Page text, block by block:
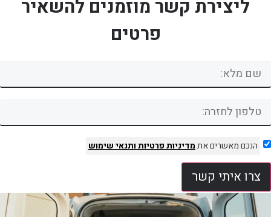
ליצירת קשר מוזמנים להשאיר
פרטים
הנכם מאשרים אתמדיניות פרטיותותנאי שימוש
צרו איתי קשר